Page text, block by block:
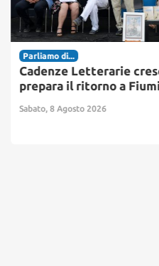
Parliamo di...
Cadenze Letterarie
prepara il ritorno a
Sabato, 8 Agosto 2026